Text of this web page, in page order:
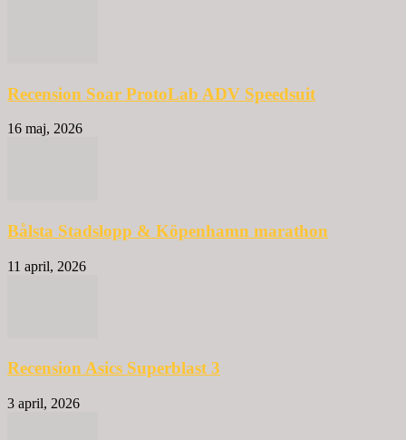
Recension Soar ProtoLab ADV Speedsuit
16 maj, 2026
Bålsta Stadslopp & Köpenhamn marathon
11 april, 2026
Recension Asics Superblast 3
3 april, 2026